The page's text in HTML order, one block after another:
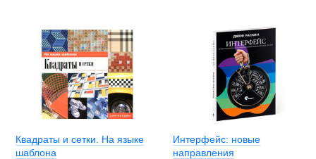
Квадраты и сетки. На языке
шаблона
Интерфейс: новые
направления